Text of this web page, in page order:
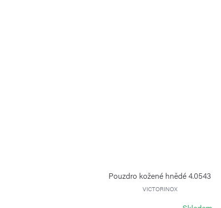
Pouzdro kožené hnědé 4.0543
VICTORINOX